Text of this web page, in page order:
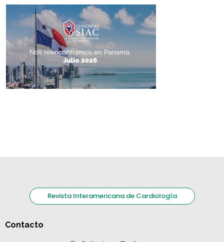
Revista Interamericana de Cardiología
Contacto